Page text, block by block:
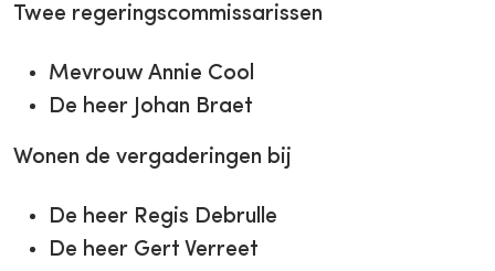
Twee regeringscommissarissen
Mevrouw Annie Cool
De heer Johan Braet
Wonen de vergaderingen bij
De heer Regis Debrulle
De heer Gert Verreet